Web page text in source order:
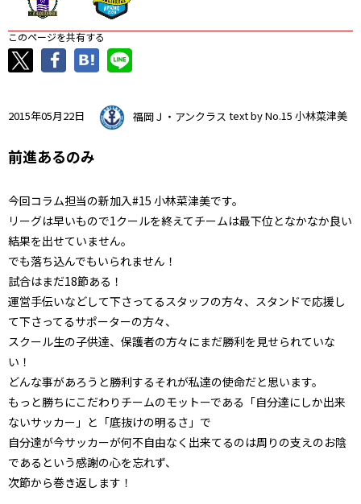
このページを共有する
2015年05月22日 福岡Ｊ・アンクラス text by No.15 小林菜津美
前進あるのみ
今回コラム担当の新加入#15 小林菜津美です。
リーグは早いもので1クールを終えてチームは最下位となかなか良い
結果を出せていません。
でも落ち込んでもいられません！
試合はまだ18節ある！
運営手伝いなどして下さってるスタッフの方々、スタンドで応援し
て下さってるサポーターの方々、
スクール生の子供達、保護者の方々にまだ勝利を見せられていな
い！
どんな事があろうと勝利するそれが私達の使命だと思います。
もっと勝ちにこだわりチームのモットーである「自分達にしか出来
ないサッカー」と「底抜けの明るさ」で
自分達が今サッカーが何不自由なく出来てるのは周りの支えのお陰
であるという感謝の心を忘れず、
次節から巻き返します！